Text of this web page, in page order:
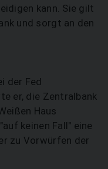
kann. Sie gilt
und sorgt an den
der Fed
er, die Zentralbank
Haus
keinen Fall" eine
zu Vorwürfen der